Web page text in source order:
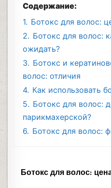
Содержание:
1. Ботокс для волос:
2. Ботокс для волос:
ожидать?
3. Ботокс и
волос: отличия
4. Как использовать
5. Ботокс для волос:
парикмахерской?
6. Ботокс для волос:
Ботокс для волос: